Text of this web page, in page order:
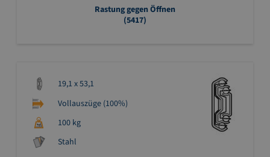
Rastung gegen Öffnen
(5417)
19,1 x 53,1
Vollauszüge (100%)
100 kg
Stahl